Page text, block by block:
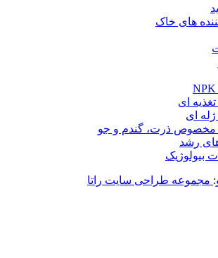
های خاک
ای
ای
مخصوص ذرت، گندم و جو
رشد
بیولوژیک
: مجموعه طراحی سایت راتا